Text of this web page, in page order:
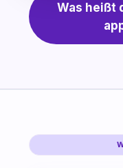
Was heißt